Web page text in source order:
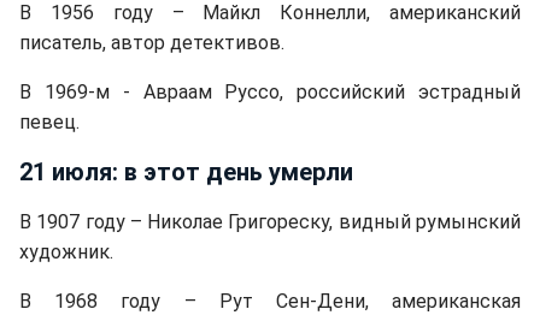
В 1956 году – Майкл Коннелли, американский
писатель, автор детективов.
В 1969-м - Авраам Руссо, российский эстрадный
певец.
21 июля: в этот день умерли
В 1907 году – Николае Григореску, видный румынский
художник.
В 1968 году – Рут Сен-Дени, американская